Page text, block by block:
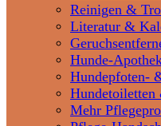
Reinigen &
Literatur &
Hunde-
Hundepfoten-
Mehr